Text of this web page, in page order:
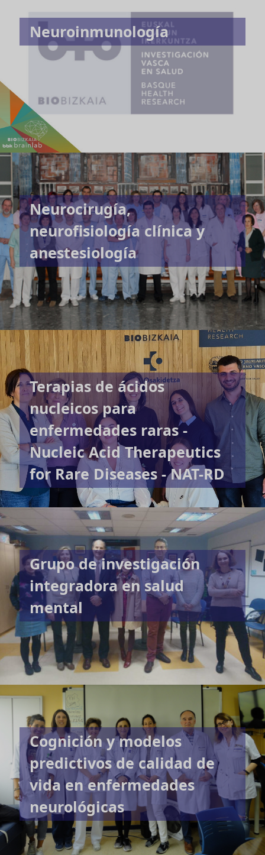
Neuroinmunología
Neurocirugía,
neurofisiología clínica y
anestesiología
Terapias de ácidos
nucleicos para
enfermedades raras -
Nucleic Acid Therapeutics
for Rare Diseases - NAT-RD
Grupo de investigación
integradora en salud
mental
Cognición y modelos
predictivos de calidad de
vida en enfermedades
neurológicas